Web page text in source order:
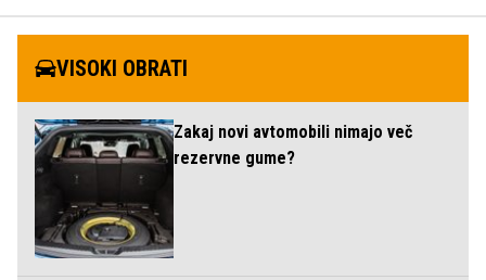
VISOKI OBRATI
Zakaj novi avtomobili nimajo več
rezervne gume?